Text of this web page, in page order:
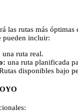
las rutas más óptimas
pueden incluir:
una ruta real.
una ruta planificada
disponibles bajo